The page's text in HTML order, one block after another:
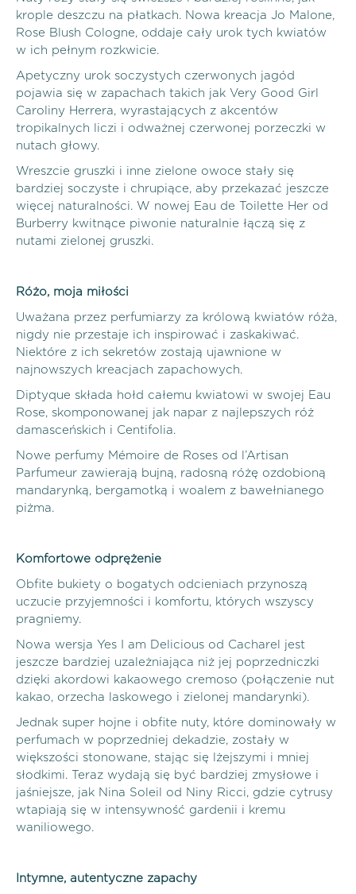
krople deszczu na płatkach. Nowa kreacja Jo Malone,
Rose Blush Cologne, oddaje cały urok tych kwiatów
w ich pełnym rozkwicie.
Apetyczny urok soczystych czerwonych jagód
pojawia się w zapachach takich jak Very Good Girl
Caroliny Herrera, wyrastających z akcentów
tropikalnych liczi i odważnej czerwonej porzeczki w
nutach głowy.
Wreszcie gruszki i inne zielone owoce stały się
bardziej soczyste i chrupiące, aby przekazać jeszcze
więcej naturalności. W nowej Eau de Toilette Her od
Burberry kwitnące piwonie naturalnie łączą się z
nutami zielonej gruszki.
Różo, moja miłości
Uważana przez perfumiarzy za królową kwiatów róża,
nigdy nie przestaje ich inspirować i zaskakiwać.
Niektóre z ich sekretów zostają ujawnione w
najnowszych kreacjach zapachowych.
Diptyque składa hołd całemu kwiatowi w swojej Eau
Rose, skomponowanej jak napar z najlepszych róż
damasceńskich i Centifolia.
Nowe perfumy Mémoire de Roses od l’Artisan
Parfumeur zawierają bujną, radosną różę ozdobioną
mandarynką, bergamotką i woalem z bawełnianego
piżma.
Komfortowe odprężenie
Obfite bukiety o bogatych odcieniach przynoszą
uczucie przyjemności i komfortu, których wszyscy
pragniemy.
Nowa wersja Yes I am Delicious od Cacharel jest
jeszcze bardziej uzależniająca niż jej poprzedniczki
dzięki akordowi kakaowego cremoso (połączenie nut
kakao, orzecha laskowego i zielonej mandarynki).
Jednak super hojne i obfite nuty, które dominowały w
perfumach w poprzedniej dekadzie, zostały w
większości stonowane, stając się lżejszymi i mniej
słodkimi. Teraz wydają się być bardziej zmysłowe i
jaśniejsze, jak Nina Soleil od Niny Ricci, gdzie cytrusy
wtapiają się w intensywność gardenii i kremu
waniliowego.
Intymne, autentyczne zapachy